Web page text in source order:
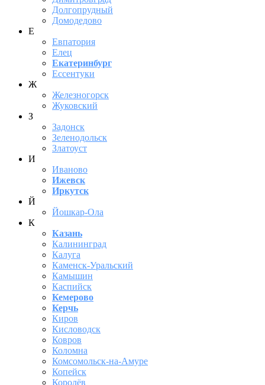
Долгопрудный
Домодедово
Е
Евпатория
Елец
Екатеринбург
Ессентуки
Ж
Железногорск
Жуковский
З
Задонск
Зеленодольск
Златоуст
И
Иваново
Ижевск
Иркутск
Й
Йошкар-Ола
К
Казань
Калининград
Калуга
Каменск-Уральский
Камышин
Каспийск
Кемерово
Керчь
Киров
Кисловодск
Ковров
Коломна
Комсомольск-на-Амуре
Копейск
Королёв